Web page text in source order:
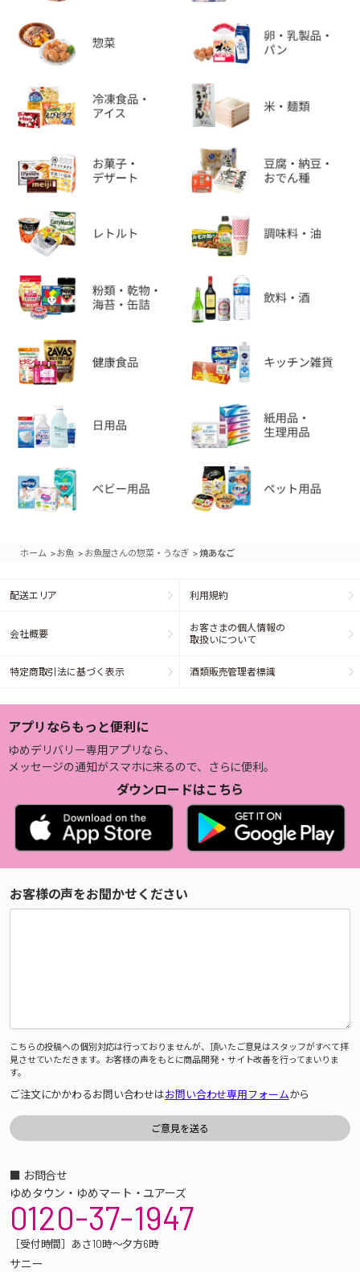
ホーム >お魚 > お魚屋さんの惣菜・うなぎ >焼あなご
配送エリア 利用規約
会社概要
お客さまの個人情報の
取扱いについて
特定商取引法に基づく表示 酒類販売管理者標識
アプリならもっと便利に
ゆめデリバリー専用アプリなら、
メッセージの通知がスマホに来るので、さらに便利。
ダウンロードはこちら
お客様の声をお聞かせください
こちらの投稿への個別対応は行っておりませんが、頂いたご意見はスタッフがすべて拝
見させていただきます。お客様の声をもとに商品開発・サイト改善を行ってまいりま
す。
ご注文にかかわるお問い合わせはお問い合わせ専用フォームから
■ お問合せ
ゆめタウン・ゆめマート・ユアーズ
0120-37-1947
［受付時間］あさ10時～夕方6時
サニー